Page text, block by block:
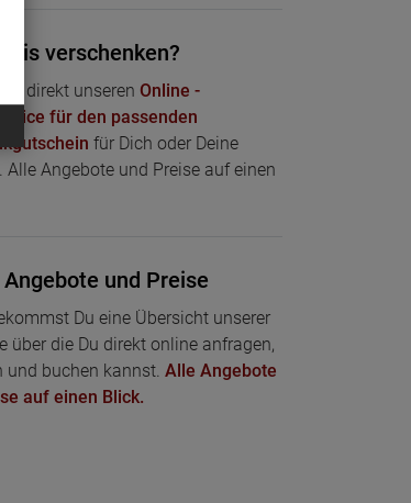
verschenken?
direkt unseren Online -
für den passenden
für Dich oder Deine
Alle Angebote und Preise auf einen
und Preise
Du eine Übersicht unserer
über die Du direkt online anfragen,
und buchen kannst. Alle Angebote
auf einen Blick.